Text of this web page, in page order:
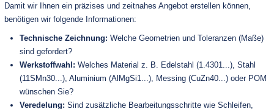
Damit wir Ihnen ein präzises und zeitnahes Angebot erstellen können,
benötigen wir folgende Informationen:
Technische Zeichnung: Welche Geometrien und Toleranzen (Maße)
sind gefordert?
Werkstoffwahl: Welches Material z. B. Edelstahl (1.4301...), Stahl
(11SMn30...), Aluminium (AlMgSi1...), Messing (CuZn40...) oder POM
wünschen Sie?
Veredelung: Sind zusätzliche Bearbeitungsschritte wie Schleifen,